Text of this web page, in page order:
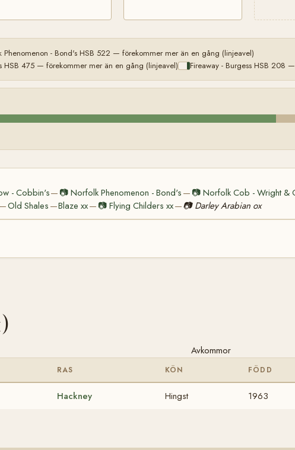
Phenomenon - Bond's HSB 522 — förekommer mer än en gång (linjeavel)
HSB 475 — förekommer mer än en gång (linjeavel)
Fireaway - Burgess HSB 208
- Cobbin's— 📷Norfolk Phenomenon - Bond's — 📷Norfolk Cob - Wright &
—Old Shales —Blaze xx— 📷Flying Childers xx—📷 Darley Arabian ox
Avkommor
RAS KÖN FÖDD
Hackney Hingst 1963